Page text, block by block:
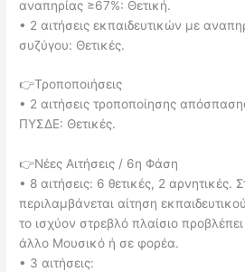
αναπηρίας ≥67%: Θετική.
• 2 αιτήσεις εκπαιδευτικών με
συζύγου: Θετικές.
👉Τροποποιήσεις
• 2 αιτήσεις τροποποίησης
ΠΥΣΔΕ: Θετικές.
👉Νέες Αιτήσεις / 6η Φάση
• 8 αιτήσεις: 6 θετικές, 2 αρνητικές.
περιλαμβάνεται αίτηση
το ισχύον στρεβλό πλαίσιο
άλλο Μουσικό ή σε φορέα.
• 3 αιτήσεις: